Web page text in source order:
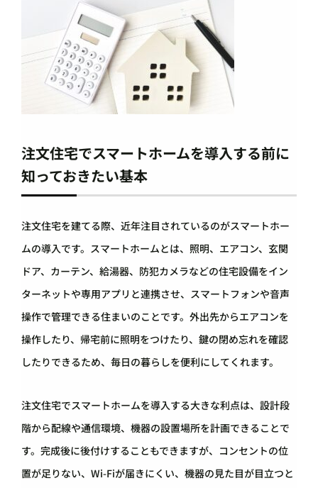
注文住宅でスマートホームを導入する前に
知っておきたい基本
注文住宅を建てる際、近年注目されているのがスマートホー
ムの導入です。スマートホームとは、照明、エアコン、玄関
ドア、カーテン、給湯器、防犯カメラなどの住宅設備をイン
ターネットや専用アプリと連携させ、スマートフォンや音声
操作で管理できる住まいのことです。外出先からエアコンを
操作したり、帰宅前に照明をつけたり、鍵の閉め忘れを確認
したりできるため、毎日の暮らしを便利にしてくれます。
注文住宅でスマートホームを導入する大きな利点は、設計段
階から配線や通信環境、機器の設置場所を計画できることで
す。完成後に後付けすることもできますが、コンセントの位
置が足りない、Wi-Fiが届きにくい、機器の見た目が目立つと